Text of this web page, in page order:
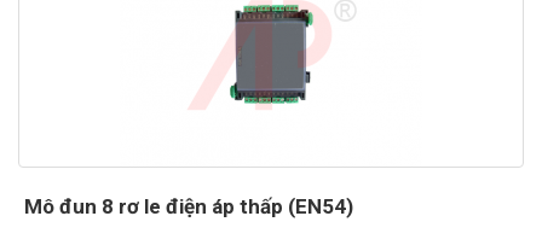
Mô đun 8 rơ le điện áp thấp (EN54)